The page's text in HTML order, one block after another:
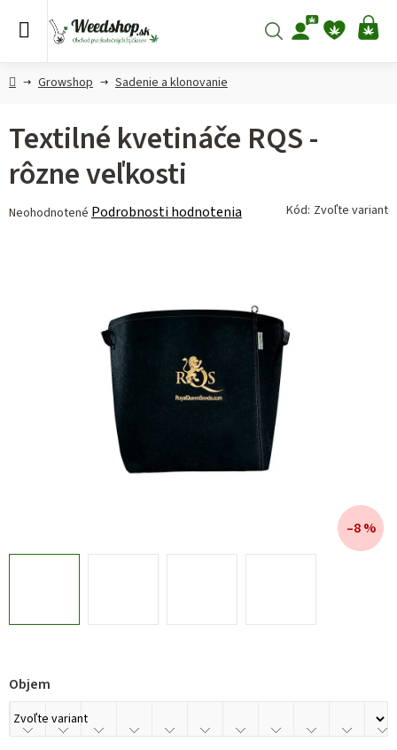
Hľadať
DomovGrowshop Sadenie a klonovanie
Objem
Textilné kvetináče RQS -
rôzne veľkosti
Priemerné
Neohodnotené Podrobnosti hodnotenia Kód: Zvoľte variant
–8 %